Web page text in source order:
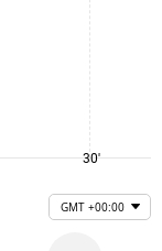
30'
GMT +00:00